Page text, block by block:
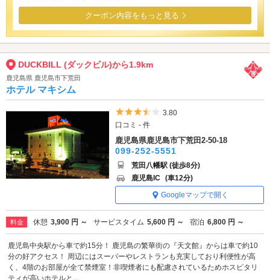
クーポン内容をもっと見る
DUCKBILL (ダックビル)から1.9km
鹿児島県 鹿児島市下荒田
ホテル マキシム
5つ星のうち3.5
3.80
口コミ - 件
鹿児島県鹿児島市下荒田2-50-18
099-252-5551
荒田八幡駅 (徒歩8分)
鹿児島IC (車12分)
Googleマップで開く
料金 休憩 3,900 円 ～ サービスタイム 5,600 円 ～ 宿泊 6,800 円 ～
鹿児島中央駅から車で約15分！ 鹿児島の繁華街の『天文館』からは車で約10
分の好アクセス！ 周辺にはスーパーやレストランも充実しており利便性が高
く、4階のお部屋が全て禁煙室！非喫煙者にも配慮されているためホスピタリ
ティが高いホテルと...